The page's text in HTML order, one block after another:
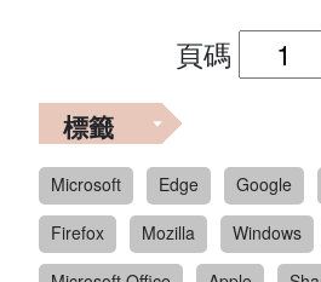
頁碼
標籤
Microsoft Edge Google
Firefox
Mozilla Windows